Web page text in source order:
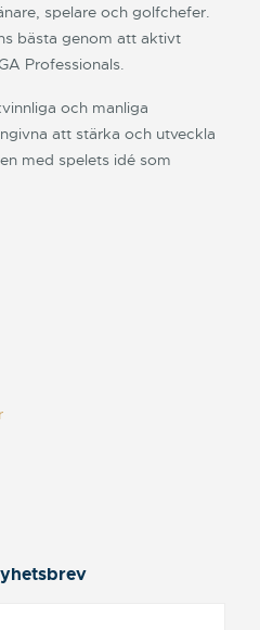
spelare och golfchefer.
bästa genom att aktivt
Professionals.
och manliga
att stärka och utveckla
med spelets idé som